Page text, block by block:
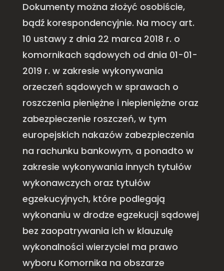
Dokumenty można złożyć osobiście,
bądź korespondencyjnie. Na mocy art.
10 ustawy z dnia 22 marca 2018 r. o
komornikach sądowych od dnia 01-01-
2019 r. w zakresie wykonywania
orzeczeń sądowych w sprawach o
roszczenia pieniężne i niepieniężne oraz
zabezpieczenie roszczeń, w tym
europejskich nakazów zabezpieczenia
na rachunku bankowym, a ponadto w
zakresie wykonywania innych tytułów
wykonawczych oraz tytułów
egzekucyjnych, które podlegają
wykonaniu w drodze egzekucji sądowej
bez zaopatrywania ich w klauzulę
wykonalności wierzyciel ma prawo
wyboru Komornika na obszarze